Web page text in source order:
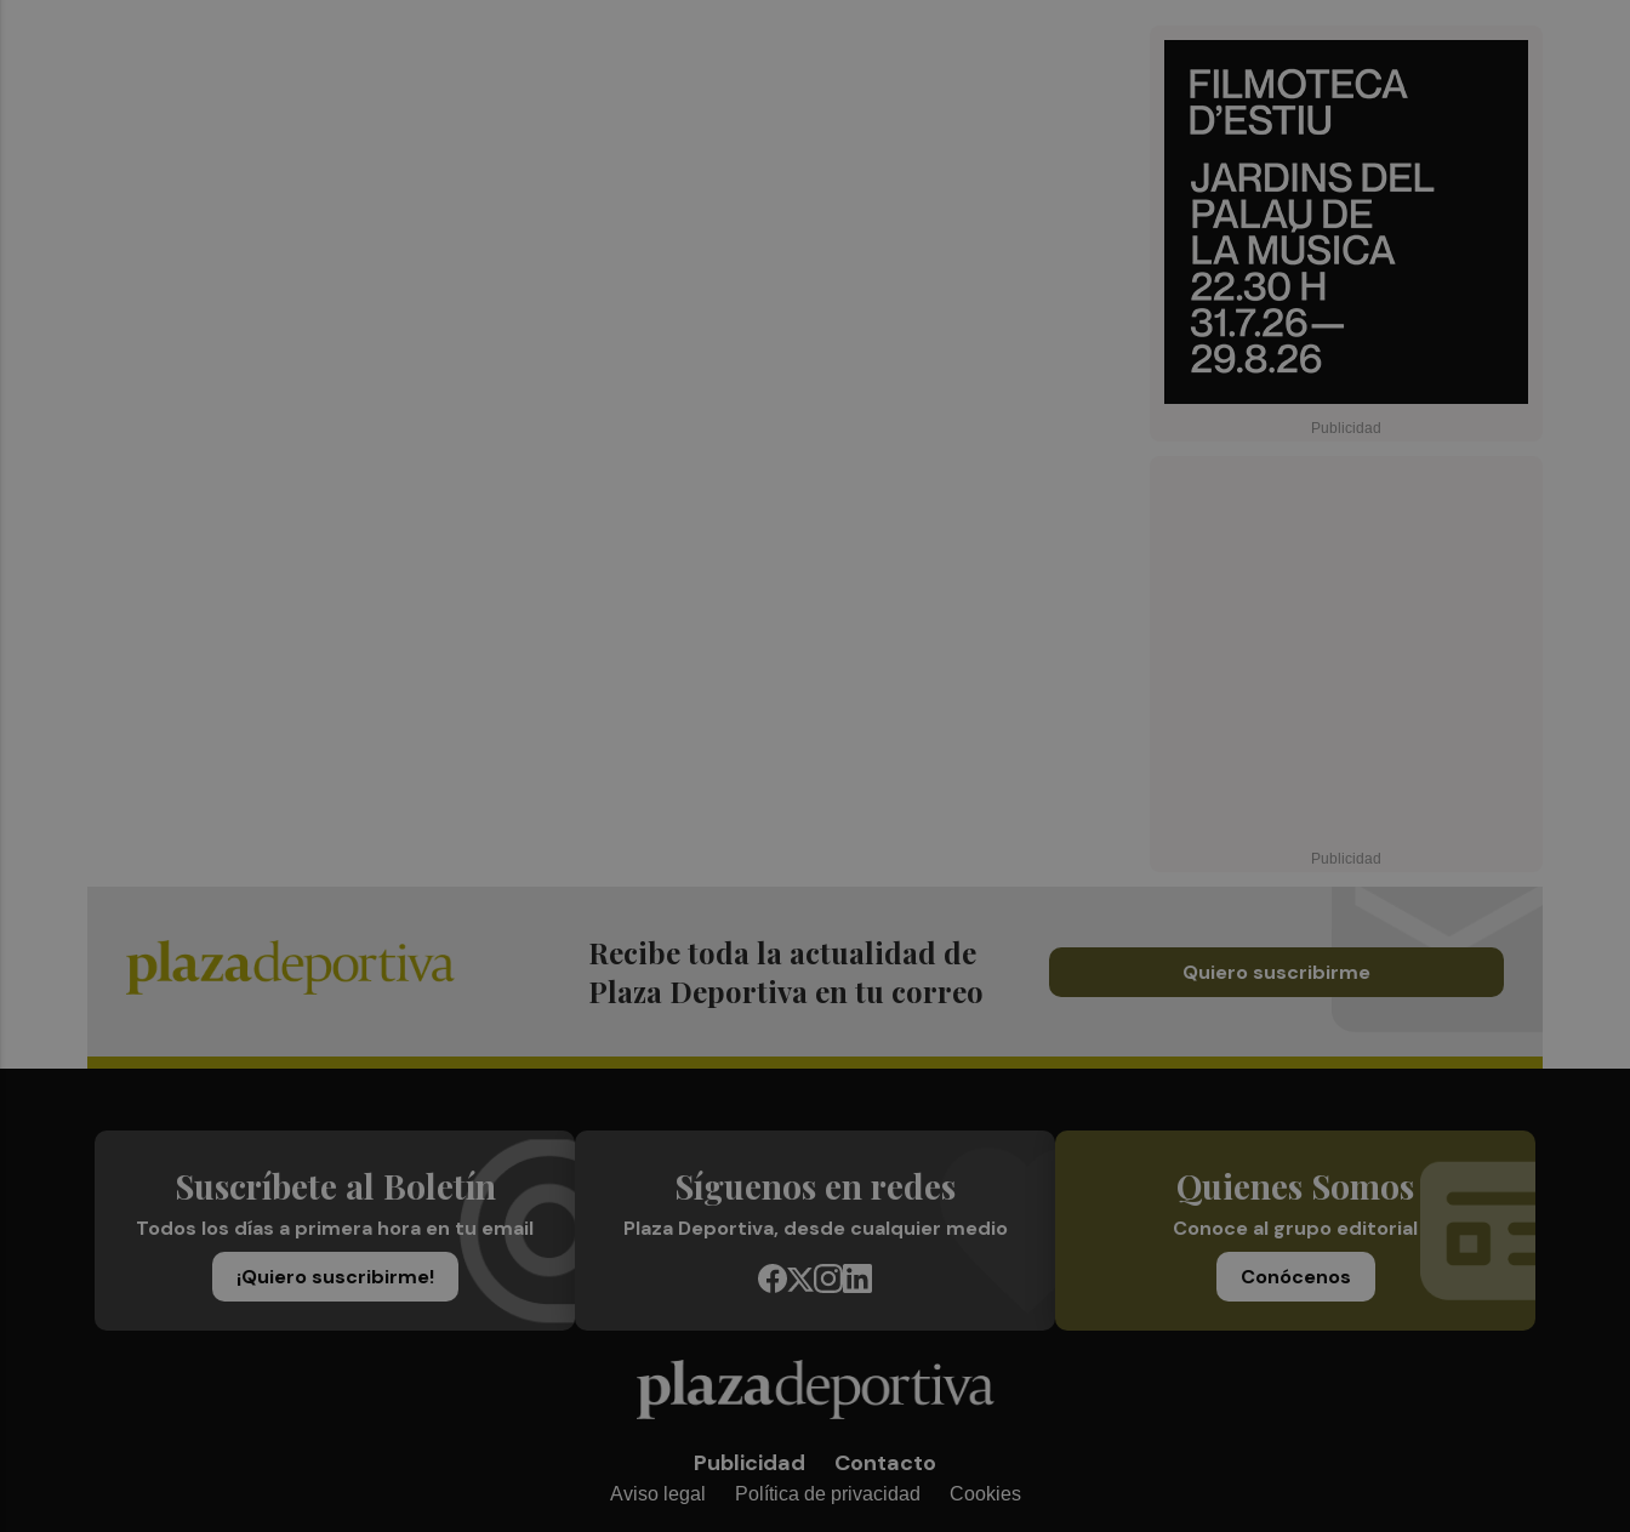
Recibe toda la actualidad de
Plaza Deportiva en tu correo
Quiero suscribirme
Suscríbete al Boletín
Todos los días a primera hora en tu email
¡Quiero suscribirme!
Síguenos en redes
Plaza Deportiva, desde cualquier medio
Quienes Somos
Conoce al grupo editorial
Conócenos
Publicidad Contacto
Aviso legal Política de privacidad Cookies